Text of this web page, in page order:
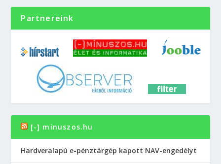
Partnereink
[-] minuszos.hu
Hardveralapú e-pénztárgép kapott NAV-engedélyt